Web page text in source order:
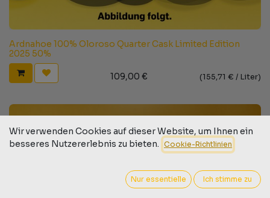
Ardnahoe 100% Oloroso Quarter Cask Limited Edition
2025 50%
109,00 € (155,71 € / Liter)
Wir verwenden Cookies auf dieser Website, um Ihnen ein
besseres Nutzererlebnis zu bieten. Cookie-Richtlinien
Nur essentielle Ich stimme zu